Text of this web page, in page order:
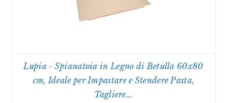
Lupia - Spianatoia in Legno di Betulla 60x80
cm, Ideale per Impastare e Stendere Pasta,
Tagliere...